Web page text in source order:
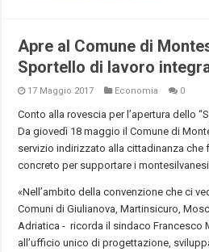
Apre al Comune di
Sportello di lavoro
17 Maggio 2017 Economia 0
Conto alla rovescia per l’apertura dello
Da giovedì 18 maggio il Comune di
servizio indirizzato alla cittadinanza che
concreto per supportare i
«Nell’ambito della convenzione che ci
Comuni di Giulianova, Martinsicuro,
Adriatica - ricorda il sindaco Francesco
all’ufficio unico di progettazione,